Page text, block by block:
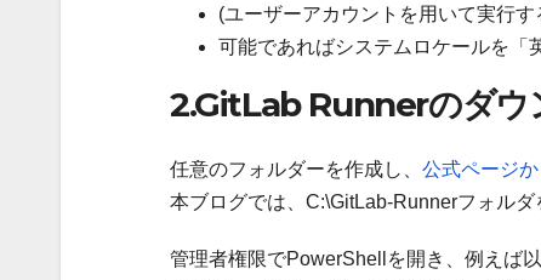
(ユーザーアカウントを用いて実行
可能であればシステムロケールを「
2.GitLab Runnerのダウ
任意のフォルダーを作成し、 公式ページか
本ブログでは、C:\GitLab-Runnerフォル
管理者権限でPowerShellを開き、例えば